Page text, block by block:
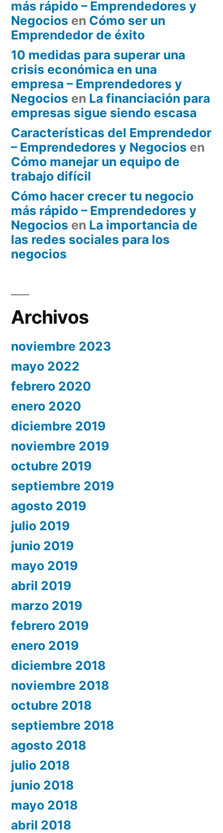
más rápido – Emprendedores y
Negocios en Cómo ser un
Emprendedor de éxito
10 medidas para superar una
crisis económica en una
empresa – Emprendedores y
Negocios en La financiación para
empresas sigue siendo escasa
Características del Emprendedor
– Emprendedores y Negocios en
Cómo manejar un equipo de
trabajo difícil
Cómo hacer crecer tu negocio
más rápido – Emprendedores y
Negocios en La importancia de
las redes sociales para los
negocios
Archivos
noviembre 2023
mayo 2022
febrero 2020
enero 2020
diciembre 2019
noviembre 2019
octubre 2019
septiembre 2019
agosto 2019
julio 2019
junio 2019
mayo 2019
abril 2019
marzo 2019
febrero 2019
enero 2019
diciembre 2018
noviembre 2018
octubre 2018
septiembre 2018
agosto 2018
julio 2018
junio 2018
mayo 2018
abril 2018